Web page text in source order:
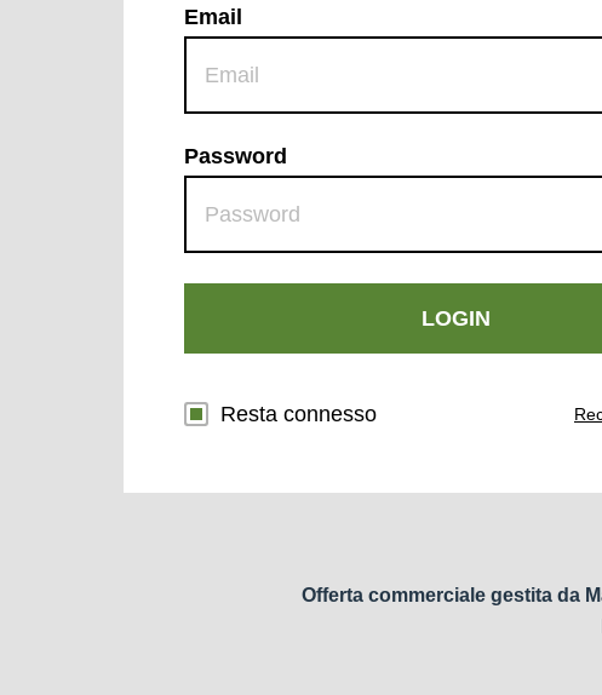
Email
Password
LOGIN
Resta connesso
Offerta commerciale gestita da